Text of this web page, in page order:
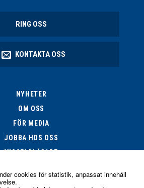
RING OSS
KONTAKTA OSS
NYHETER
OM OSS
FÖR MEDIA
JOBBA HOS OSS
VISSELBLÅSARE
cookies för statistik, anpassat innehåll